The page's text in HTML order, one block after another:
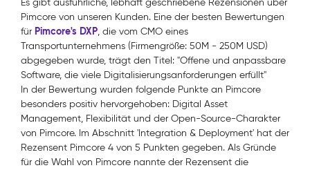
Es gibt ausführliche, lebhaft geschriebene Rezensionen über
Pimcore von unseren Kunden. Eine der besten Bewertungen
für Pimcore's DXP, die vom CMO eines
Transportunternehmens (Firmengröße: 50M - 250M USD)
abgegeben wurde, trägt den Titel: "Offene und anpassbare
Software, die viele Digitalisierungsanforderungen erfüllt"
In der Bewertung wurden folgende Punkte an Pimcore
besonders positiv hervorgehoben: Digital Asset
Management, Flexibilität und der Open-Source-Charakter
von Pimcore. Im Abschnitt 'Integration & Deployment' hat der
Rezensent Pimcore 4 von 5 Punkten gegeben. Als Gründe
für die Wahl von Pimcore nannte der Rezensent die